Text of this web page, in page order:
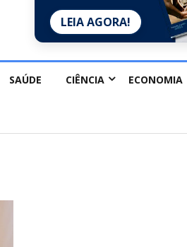
LEIA AGORA!
SAÚDE CIÊNCIA ECONOMIA